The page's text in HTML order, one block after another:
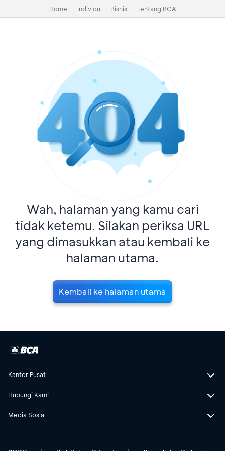
Home Individu Bisnis Tentang BCA
Wah, halaman yang kamu cari
tidak ketemu. Silakan periksa URL
yang dimasukkan atau kembali ke
halaman utama.
Kembali ke halaman utama
Kantor Pusat
Hubungi Kami
Media Sosial